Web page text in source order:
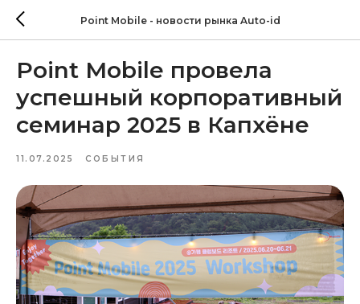
Point Mobile - новости рынка Auto-id
Point Mobile провела
успешный корпоративный
семинар 2025 в Капхёне
11.07.2025 СОБЫТИЯ